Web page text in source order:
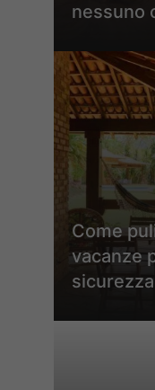
nessuno
Come
vacanze
sicurezza